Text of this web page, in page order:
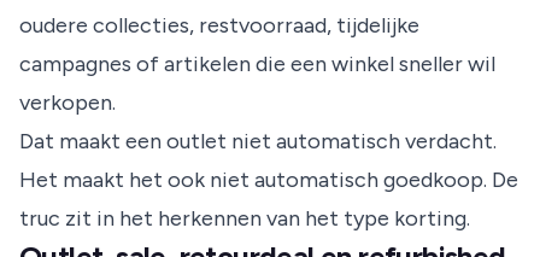
oudere collecties, restvoorraad, tijdelijke
campagnes of artikelen die een winkel sneller wil
verkopen.
Dat maakt een outlet niet automatisch verdacht.
Het maakt het ook niet automatisch goedkoop. De
truc zit in het herkennen van het type korting.